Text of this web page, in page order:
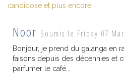
candidose et plus encore
Noor Soumis le Friday 07
Bonjour, je prend du galanga en
faisons depuis des décennies et
parfumer le café...